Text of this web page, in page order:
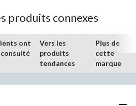
produits connexes
ont
consulté
Vers les
produits
tendances
Plus de
cette
marque